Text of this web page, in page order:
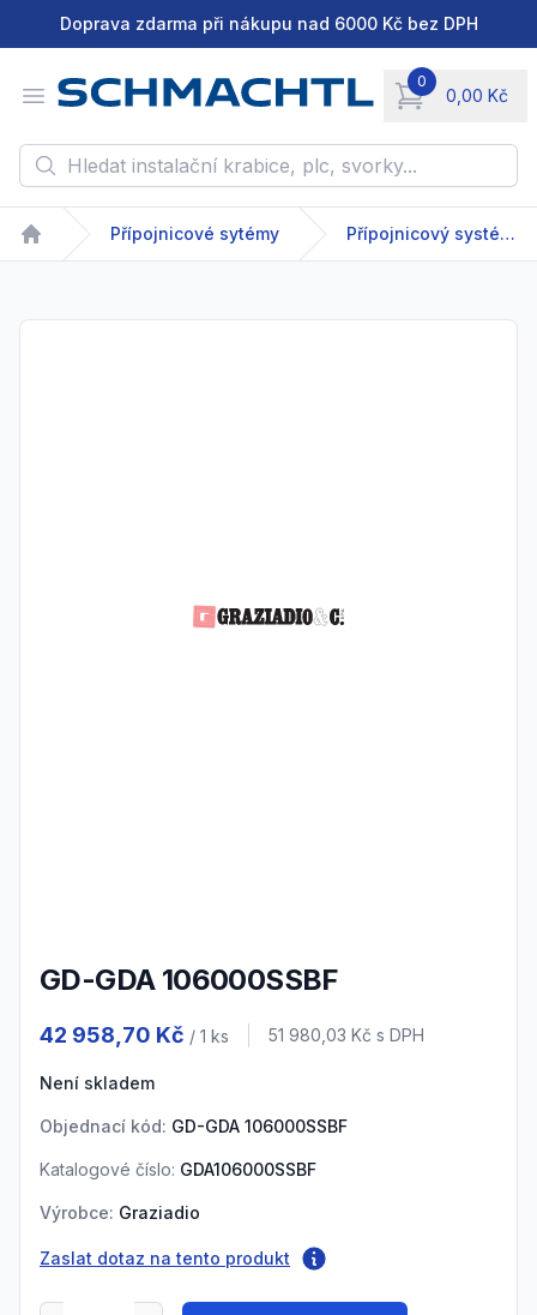
Doprava zdarma při nákupu nad 6000 Kč bez DPH
Open menu
0
0,00 Kč
items in cart,
Hledat instalační krabice, plc, svorky...
Home
Přípojnicové sytémy Přípojnicový systém - GDA/GDR - 63-2500 A
GD-GDA 106000SSBF
42 958,70 Kč / 1 ks Cena s DPH
51 980,03 Kč s DPH
Není skladem
Objednací kód: GD-GDA 106000SSBF
Katalogové číslo: GDA106000SSBF
Výrobce: Graziadio
Zaslat dotaz na tento produkt